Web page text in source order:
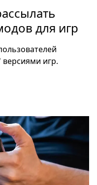
для игр
игр.